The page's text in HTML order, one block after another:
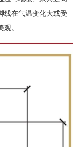
线在气温变化大或受
。